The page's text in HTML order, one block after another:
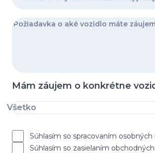
Mám záujem o konkrétne
Všetko
Súhlasím so spracovaním osobných
Súhlasím so zasielaním